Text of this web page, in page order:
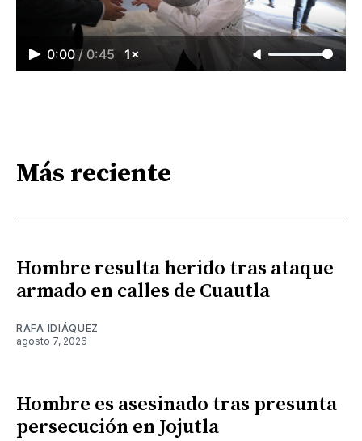
0:00 / 0:45 1×
Más reciente
Hombre resulta herido tras ataque
armado en calles de Cuautla
RAFA IDIÁQUEZ
agosto 7, 2026
Hombre es asesinado tras presunta
persecución en Jojutla